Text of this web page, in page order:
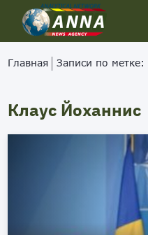
Главная Записи по метке:
Клаус Йоханнис